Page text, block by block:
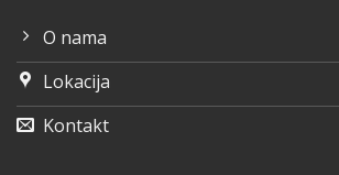
O nama
Lokacija
Kontakt